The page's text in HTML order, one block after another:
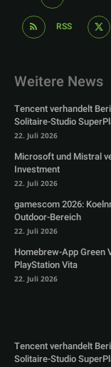
RSS
Weitere News
Tencent verhandelt
Solitaire-Studio
22. Juli 2026
Microsoft und Mistral
Investment
22. Juli 2026
gamescom 2026:
Outdoor-Bereich
22. Juli 2026
Homebrew-App Green
PlayStation Vita
22. Juli 2026
Tencent verhandelt
Solitaire-Studio